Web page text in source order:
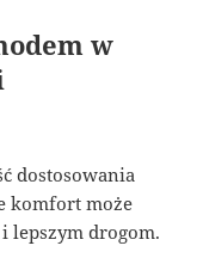
w
dostosowania
komfort może
lepszym drogom.